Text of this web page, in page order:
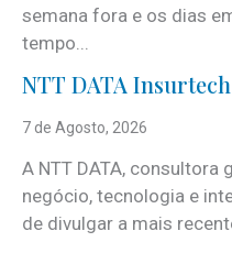
semana fora e os dias
tempo...
NTT DATA
7 de Agosto, 2026
A NTT DATA, consultora
negócio, tecnologia e
de divulgar a mais